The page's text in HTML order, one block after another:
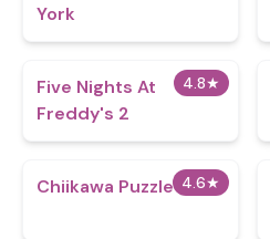
York
4.8★
Five Nights At
Freddy's 2
4.6★
Chiikawa Puzzle